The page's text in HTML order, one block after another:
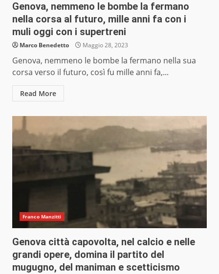
Genova, nemmeno le bombe la fermano
nella corsa al futuro, mille anni fa con i
muli oggi con i supertreni
Marco Benedetto Maggio 28, 2023
Genova, nemmeno le bombe la fermano nella sua
corsa verso il futuro, così fu mille anni fa,...
Read More
Franco Manzitti
Genova città capovolta, nel calcio e nelle
grandi opere, domina il partito del
mugugno, del maniman e scetticismo